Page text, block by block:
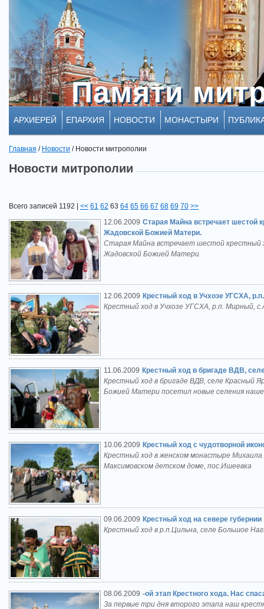
Памяти
Памяти
АРХИЕРЕЙ ЕПАРХИЯ НОВОСТИ МОНАСТЫРИ
Главная / Новости / Новости митрополии
Новости митрополии
Всего записей 1192 | << 61 62 63 64 65 66 67 68 69 70 >>
12.06.2009 Старая Майна встречает шестой
Жадовской Божией Матери.
Старая Майна встречает шестой крестный
Жадовской Божией Матери.
12.06.2009 Крестный ход в Учхозе УГСХА,
Крестный ход в Учхозе УГСХА, р.п. Мирный,
11.06.2009 Крестный ход в бригаде ВДВ,
Крестный ход в бригаде ВДВ, селе Красный
Божией Матери посетил новые селения
10.06.2009 Крестный ход с чудотворной
Крестный ход в женском монастыре Михаила
Максимовском детском доме, пос.Ишеевка
09.06.2009 Крестный ход на севере губернии
Крестный ход в р.п.Цильна, селе Большое
08.06.2009 -ой этап Крестного хода. Нас
За первые три дня второго этапа наш